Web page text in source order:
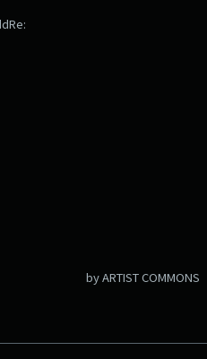
スト： 19時台 OddRe: 番組Web
gow/ メールアドレス：
Xハッシュタグは
by ARTIST COMMONS